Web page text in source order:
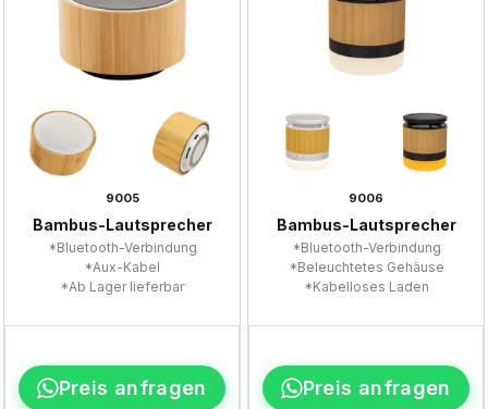
9005
Bambus-Lautsprecher
*Bluetooth-Verbindung
*Aux-Kabel
*Ab Lager lieferbar
Preis anfragen
9006
Bambus-Lautsprecher
*Bluetooth-Verbindung
*Beleuchtetes Gehäuse
*Kabelloses Laden
Preis anfragen